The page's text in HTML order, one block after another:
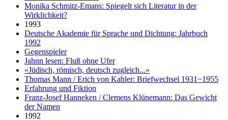
Monika Schmitz-Emans: Spiegelt sich Literatur in der
Wirklichkeit?
1993
Deutsche Akademie für Sprache und Dichtung: Jahrbuch
1992
Gegenspieler
Jahnn lesen: Fluß ohne Ufer
»Jüdisch, römisch, deutsch zugleich...«
Thomas Mann / Erich von Kahler: Briefwechsel 1931−1955
Erfahrung und Fiktion
Franz-Josef Hanneken / Clemens Klünemann: Das Gewicht
der Namen
1992